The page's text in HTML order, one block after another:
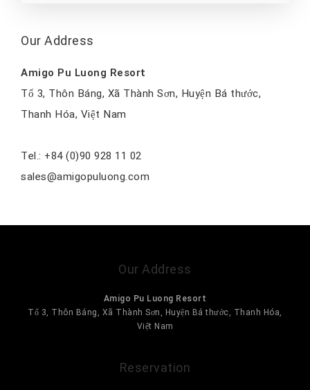
Our Address
Amigo Pu Luong Resort
Tổ 3, Thôn Báng, Xã Thành Sơn, Huyện Bá thước,
Thanh Hóa, Việt Nam
Tel.: +84 (0)90 928 11 02
sales@amigopuluong.com
Our Address
Amigo Pu Luong Resort
Tổ 3, Thôn Báng, Xã Thành Sơn, Huyện Bá thước, Thanh Hóa,
Việt Nam
Reservation